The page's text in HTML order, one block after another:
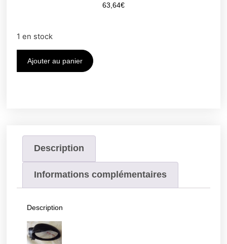
63,64€
1 en stock
Ajouter au panier
Description
Informations complémentaires
Description